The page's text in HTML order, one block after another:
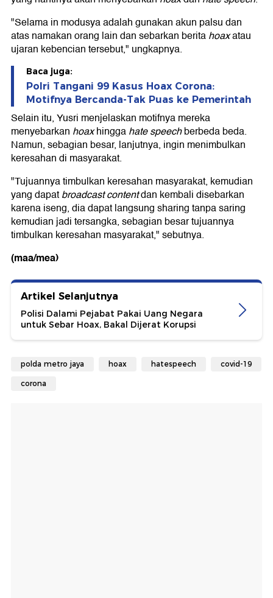
"Selama in modusya adalah gunakan akun palsu dan
atas namakan orang lain dan sebarkan beritahoaxatau
ujaran kebencian tersebut," ungkapnya.
Baca juga:
Polri Tangani 99 Kasus Hoax Corona:
Motifnya Bercanda-Tak Puas ke Pemerintah
Selain itu, Yusri menjelaskan motifnya mereka
menyebarkan hoaxhinggahate speechberbeda beda.
Namun, sebagian besar, lanjutnya, ingin menimbulkan
keresahan di masyarakat.
"Tujuannya timbulkan keresahan masyarakat, kemudian
yang dapatbroadcast contentdan kembali disebarkan
karena iseng, dia dapat langsung sharing tanpa saring
kemudian jadi tersangka, sebagian besar tujuannya
timbulkan keresahan masyarakat," sebutnya.
(maa/mea)
Artikel Selanjutnya
Polisi Dalami Pejabat Pakai Uang Negara
untuk Sebar Hoax, Bakal Dijerat Korupsi
polda metro jaya hoax hatespeech covid-19
corona